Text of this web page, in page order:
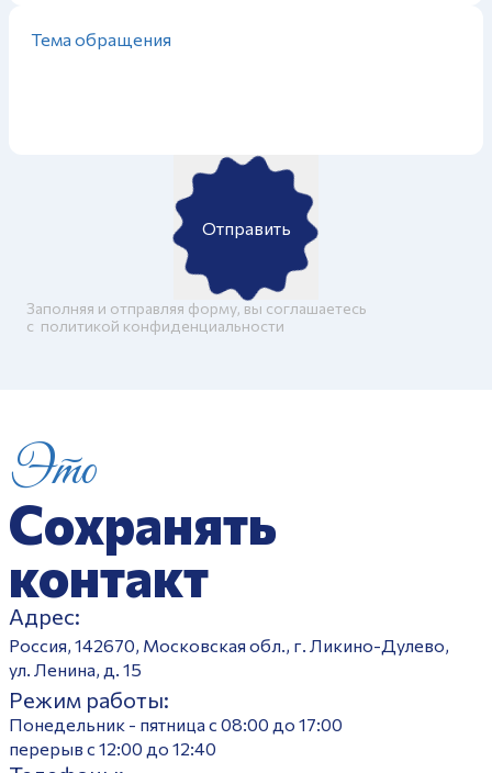
Отправить
Заполняя и отправляя форму, вы соглашаетесь
c политикой конфиденциальности
Это
Сохранять
контакт
Адрес:
Россия, 142670, Московская обл., г. Ликино-Дулево,
ул. Ленина, д. 15
Режим работы:
Понедельник - пятница с 08:00 до 17:00
перерыв с 12:00 до 12:40